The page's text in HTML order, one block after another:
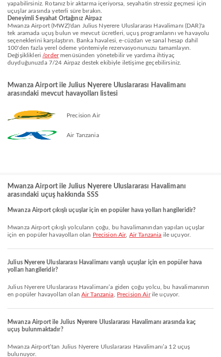
yapabilirsiniz. Rotanız bir aktarma içeriyorsa, seyahatin stressiz geçmesi için
uçuşlar arasında yeterli süre bırakın.
Deneyimli Seyahat Ortağınız Airpaz
Mwanza Airport (MWZ)'dan Julius Nyerere Uluslararası Havalimanı (DAR)'a
tek aramada uçuş bulun ve mevcut ücretleri, uçuş programlarını ve havayolu
seçeneklerini karşılaştırın. Banka havalesi, e-cüzdan ve sanal hesap dahil
100'den fazla yerel ödeme yöntemiyle rezervasyonunuzu tamamlayın.
Değişiklikleri /ordermenüsünden yönetebilir ve yardıma ihtiyaç
duyduğunuzda 7/24 Airpaz destek ekibiyle iletişime geçebilirsiniz.
Mwanza Airport ile Julius Nyerere Uluslararası Havalimanı
arasındaki mevcut havayolları listesi
Precision Air
Air Tanzania
Mwanza Airport ile Julius Nyerere Uluslararası Havalimanı
arasındaki uçuş hakkında SSS
Mwanza Airport çıkışlı uçuşlar için en popüler hava yolları hangileridir?
Mwanza Airport çıkışlı yolcuların çoğu, bu havalimanından yapılan uçuşlar
için en popüler havayolları olan Precision Air, Air Tanzania ile uçuyor.
Julius Nyerere Uluslararası Havalimanı varışlı uçuşlar için en popüler hava
yolları hangileridir?
Julius Nyerere Uluslararası Havalimanı’a giden çoğu yolcu, bu havalimanının
en popüler havayolları olan Air Tanzania Precision Airile uçuyor.
Mwanza Airport ile Julius Nyerere Uluslararası Havalimanı arasında kaç
uçuş bulunmaktadır?
Mwanza Airport’tan Julius Nyerere Uluslararası Havalimanı’a 12 uçuş
bulunuyor.